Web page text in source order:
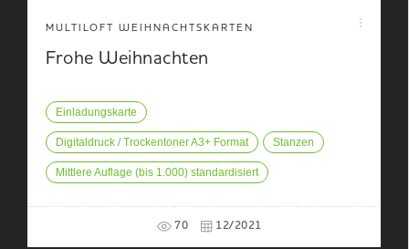
MULTILOFT WEIHNACHTSKARTEN
Frohe Weihnachten
Einladungskarte
Digitaldruck / Trockentoner A3+ Format Stanzen
Mittlere Auflage (bis 1.000) standardisiert
70 12/2021